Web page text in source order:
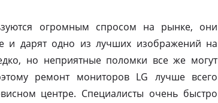
огромным спросом на рынке, они
и дарят одно из лучших изображений на
но неприятные поломки все же могут
ремонт мониторов LG лучше всего
центре. Специалисты очень быстро